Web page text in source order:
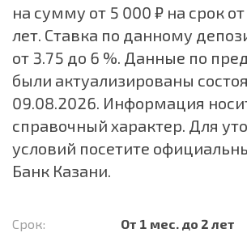
на сумму от 5 000 ₽ на срок
лет. Ставка по данному
от 3.75 до 6 %. Данные по
были актуализированы
09.08.2026. Информация
справочный характер. Для
условий посетите
Банк Казани.
Срок:
От 1 мес. до 2 лет